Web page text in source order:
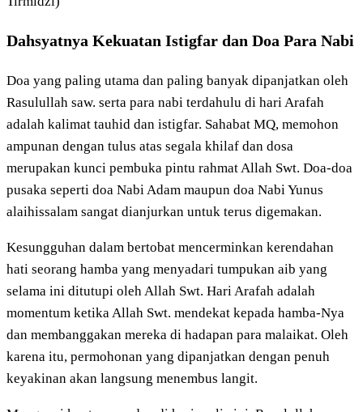
Dahsyatnya Kekuatan Istigfar dan Doa Para Nabi
Doa yang paling utama dan paling banyak dipanjatkan oleh
Rasulullah saw. serta para nabi terdahulu di hari Arafah
adalah kalimat tauhid dan istigfar. Sahabat MQ, memohon
ampunan dengan tulus atas segala khilaf dan dosa
merupakan kunci pembuka pintu rahmat Allah Swt. Doa-doa
pusaka seperti doa Nabi Adam maupun doa Nabi Yunus
alaihissalam sangat dianjurkan untuk terus digemakan.
Kesungguhan dalam bertobat mencerminkan kerendahan
hati seorang hamba yang menyadari tumpukan aib yang
selama ini ditutupi oleh Allah Swt. Hari Arafah adalah
momentum ketika Allah Swt. mendekat kepada hamba-Nya
dan membanggakan mereka di hadapan para malaikat. Oleh
karena itu, permohonan yang dipanjatkan dengan penuh
keyakinan akan langsung menembus langit.